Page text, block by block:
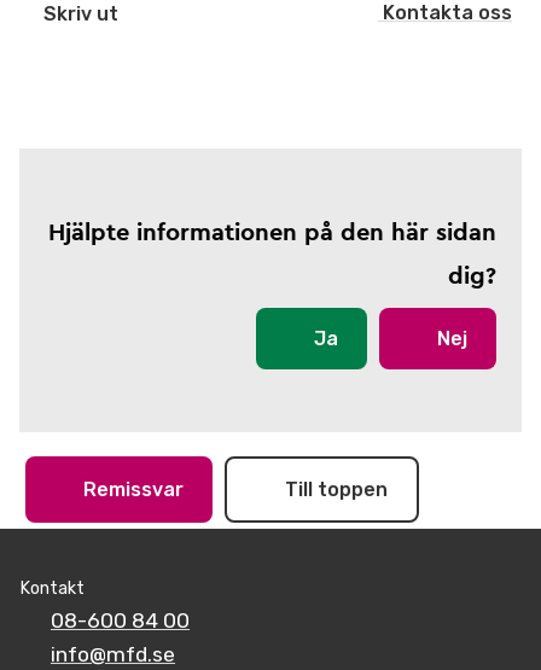
Skriv ut Kontakta oss
Hjälpte informationen på den här sidan
dig?
Ja Nej
Remissvar Till toppen
Kontakt
08-600 84 00
info@mfd.se